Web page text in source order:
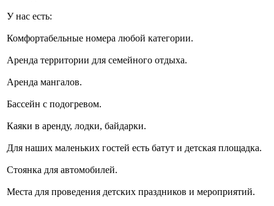
У нас есть:
Комфортабельные номера любой категории.
Аренда территории для семейного отдыха.
Аренда мангалов.
Бассейн с подогревом.
Каяки в аренду, лодки, байдарки.
Для наших маленьких гостей есть батут и детская площадка.
Стоянка для автомобилей.
Места для проведения детских праздников и мероприятий.